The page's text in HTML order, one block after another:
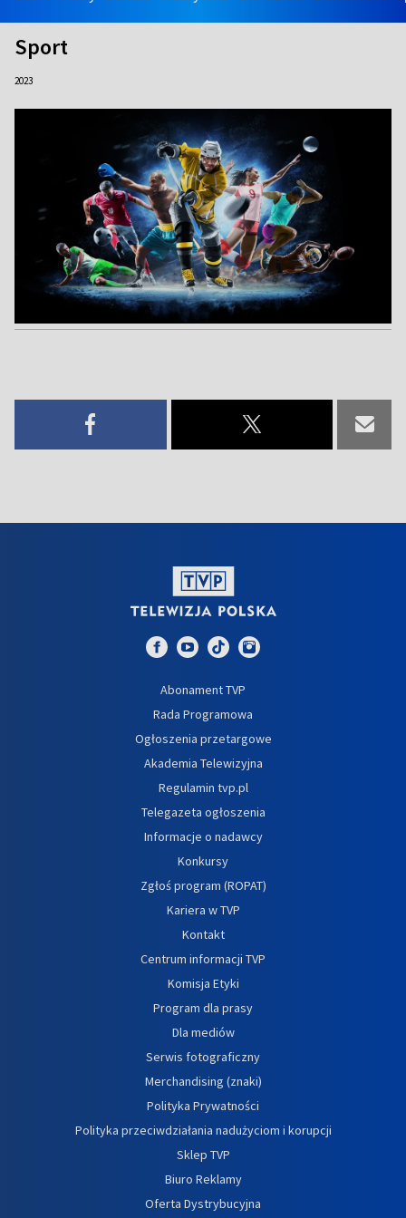
Sport
2023
Abonament TVP
Rada Programowa
Ogłoszenia przetargowe
Akademia Telewizyjna
Regulamin tvp.pl
Telegazeta ogłoszenia
Informacje o nadawcy
Konkursy
Zgłoś program (ROPAT)
Kariera w TVP
Kontakt
Centrum informacji TVP
Komisja Etyki
Program dla prasy
Dla mediów
Serwis fotograficzny
Merchandising (znaki)
Polityka Prywatności
Polityka przeciwdziałania nadużyciom i korupcji
Sklep TVP
Biuro Reklamy
Oferta Dystrybucyjna